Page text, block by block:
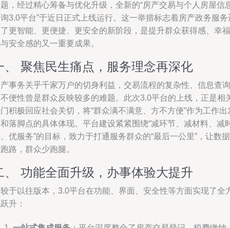
，经过精心筹备与优化升级，全新的“房产交易与个人房屋信
3.0平台”于近日正式上线运行。这一举措标志着房产政务服务
更智能、更便捷、更安全的新阶段，是提升群众获得感、幸福
安全感的又一重要成果。
、 聚焦民生痛点，服务理念再深化
事务关乎千家万户的切身利益，交易流程的复杂性、信息查询
便性曾是群众反映较多的难题。此次3.0平台的上线，正是相
积极回应社会关切，将“群众满不满意、方不方便”作为工作出
落脚点的具体体现。平台建设紧紧围绕“减环节、减材料、减
优服务”的目标，致力于打通服务群众的“最后一公里”，让数据
路，群众少跑腿。
、 功能全面升级，办事体验大提升
于以往版本，3.0平台在功能、界面、安全性等方面实现了全
升：